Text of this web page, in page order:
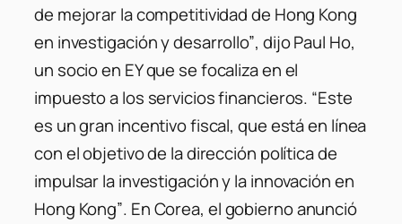
de mejorar la competitividad de Hong Kong
en investigación y desarrollo”, dijo Paul Ho,
un socio en EY que se focaliza en el
impuesto a los servicios financieros. “Este
es un gran incentivo fiscal, que está en línea
con el objetivo de la dirección política de
impulsar la investigación y la innovación en
Hong Kong”. En Corea, el gobierno anunció